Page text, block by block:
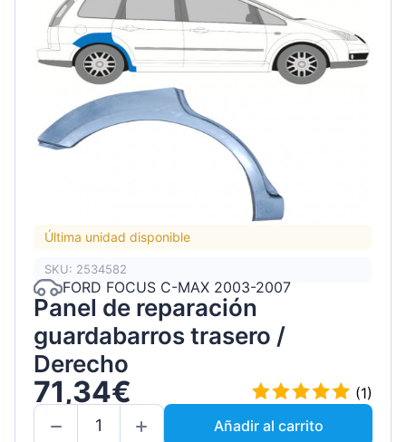
Última unidad disponible
SKU: 2534582
FORD FOCUS C-MAX 2003-2007
Panel de reparación
guardabarros trasero /
Derecho
71,34€
(1)
Añadir al carrito